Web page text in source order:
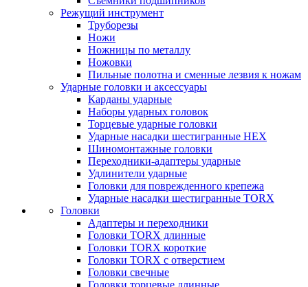
Режущий инструмент
Труборезы
Ножи
Ножницы по металлу
Ножовки
Пильные полотна и сменные лезвия к ножам
Ударные головки и аксессуары
Карданы ударные
Наборы ударных головок
Торцевые ударные головки
Ударные насадки шестигранные HEX
Шиномонтажные головки
Переходники-адаптеры ударные
Удлинители ударные
Головки для поврежденного крепежа
Ударные насадки шестигранные TORX
Головки
Адаптеры и переходники
Головки TORX длинные
Головки TORX короткие
Головки TORX с отверстием
Головки свечные
Головки торцевые длинные